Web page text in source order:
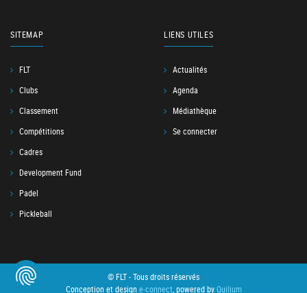
SITEMAP
FLT
Clubs
Classement
Compétitions
Cadres
Development Fund
Padel
Pickleball
LIENS UTILES
Actualités
Agenda
Médiathèque
Se connecter
© FLT - Tous droits réservés
Conception et design e-connect, powered byQuilium